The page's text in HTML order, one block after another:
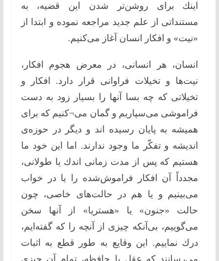
اینك برای روشن‌تر شدن این قضیه، به
مستنداتی از علم جدید مراجعه نموده و ابتدا از
«نیت» و افكار انسان آغاز می‌كنیم.
انسان، هر انسانی، در معرض هجوم افكار،
نیت‌ها و تخیلات فراوانی قرار دارد. افكار و
تخیلاتی كه چه بسا آنها را بسیار زود به دست
فراموشی می‌سپاریم و گمان می¬كنیم كه برای
همیشه به پایان رسیده اند و دیگر در حوزه‌ی
اندیشه و تفکّر ما وجود ندارند. اما این خود ما
هستیم كه پس از مدت زمانی اندك یا طولانی،
مجدداً آن افكار فراموش‌شده را یا در خواب
می‌بینیم و یا هم در حالت‌های خاصی، چون
حالت «جنون» یا «هستریا» از آنها سخن
می‌گوییم، بی‌آنکه چیزی از آنچه را كه گفته‌ایم،
درك نماییم. این وقایع به طور قطع به اثبات
می‌رسانند كه عقل یا حافظه، تمام آن چیزی